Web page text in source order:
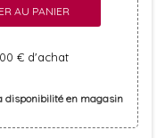
AU PANIER
€ d'achat
disponibilité en magasin